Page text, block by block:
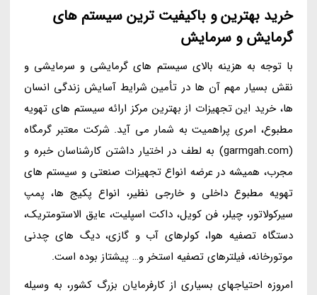
خرید بهترین و باکیفیت ترین سیستم های
گرمایش و سرمایش
با توجه به هزینه بالای سیستم های گرمایشی و سرمایشی و
نقش بسیار مهم آن ها در تأمین شرایط آسایش زندگی انسان
ها، خرید این تجهیزات از بهترین مرکز ارائه سیستم های تهویه
مطبوع، امری پراهمیت به شمار می آید. شرکت معتبر گرمگاه
(garmgah.com) به لطف در اختیار داشتن کارشناسان خبره و
مجرب، همیشه در عرضه انواع تجهیزات صنعتی و سیستم های
تهویه مطبوع داخلی و خارجی نظیر، انواع پکیج ها، پمپ
سیرکولاتور، چیلر، فن کویل، داکت اسپلیت، عایق الاستومتریک،
دستگاه تصفیه هوا، کولرهای آب و گازی، دیگ های چدنی
موتورخانه، فیلترهای تصفیه استخر و… پیشتاز بوده است.
امروزه احتیاجهای بسیاری از کارفرمایان بزرگ کشور، به وسیله